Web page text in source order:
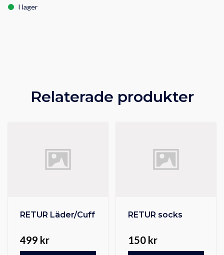
I lager
Relaterade produkter
RETUR Läder/Cuff
499 kr
RETUR socks
150 kr